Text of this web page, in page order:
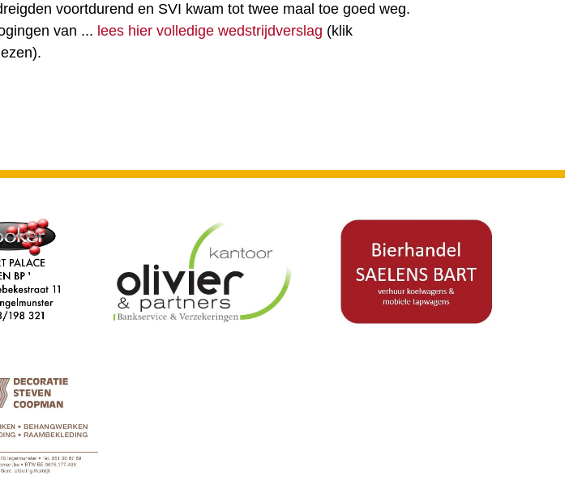
voortdurend en SVI kwam tot twee maal toe goed weg.
van ... lees hier volledige wedstrijdverslag (klik